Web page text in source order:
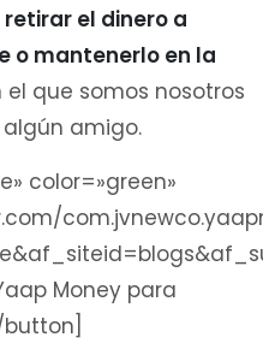
el dinero a
o mantenerlo en la
que somos nosotros
amigo.
color=»green»
Money para